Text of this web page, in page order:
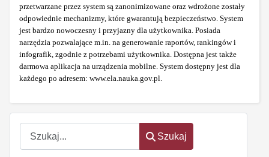
Szukaj
Szukaj
przetwarzane przez system są zanonimizowane oraz wdrożone zostały
odpowiednie mechanizmy, które gwarantują bezpieczeństwo. System
jest bardzo nowoczesny i przyjazny dla użytkownika. Posiada
narzędzia pozwalające m.in. na generowanie raportów, rankingów i
infografik, zgodnie z potrzebami użytkownika. Dostępna jest także
darmowa aplikacja na urządzenia mobilne. System dostępny jest dla
każdego po adresem: www.ela.nauka.gov.pl.